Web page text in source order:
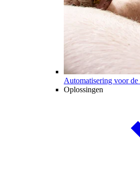
Automatisering voor
Oplossingen